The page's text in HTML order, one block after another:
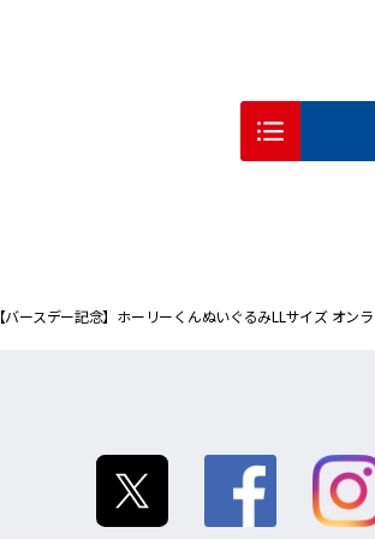
【バースデー記念】ホーリーくんぬいぐるみLLサイズ オン